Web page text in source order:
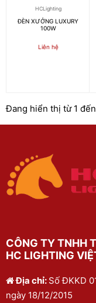
HCLighting
ĐÈN XƯỞNG LUXURY
100W
Liên hệ
Đang hiển thị từ 1
CÔNG TY TNHH
HC LIGHTING
Địa chỉ: Số ĐKKD
ngày 18/12/2015